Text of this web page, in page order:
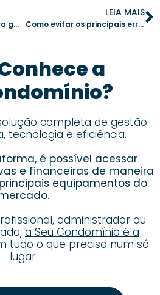
Estratégias práticas para gerir condomínios com múltiplos blocos
LEIA MAIS
Como evitar os principais erros de síndicos iniciantes na gestão condominial
a
completa de gestão
tecnologia e eficiência.
é possível acessar
e financeiras de maneira
equipamentos do
administrador ou
a Seu Condomínio é a
tudo o que precisa num só
lugar.